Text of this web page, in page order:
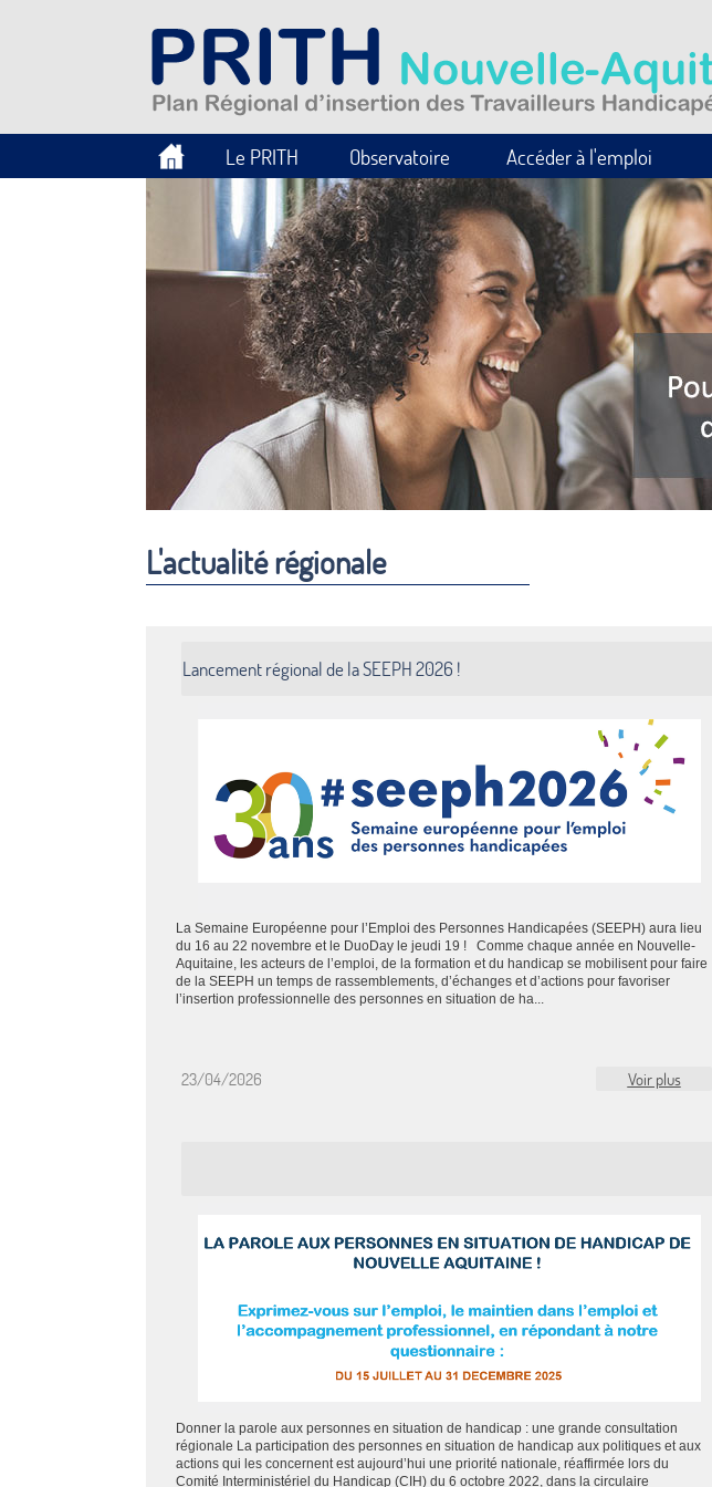
Le PRITH Observatoire Accéder à l'emploi
L'actualité régionale
Lancement régional de la SEEPH 2026 !
La Semaine Européenne pour l’Emploi des Personnes Handicapées (SEEPH) aura lieu
du 16 au 22 novembre et le DuoDay le jeudi 19 ! Comme chaque année en Nouvelle-
Aquitaine, les acteurs de l’emploi, de la formation et du handicap se mobilisent pour faire
de la SEEPH un temps de rassemblements, d’échanges et d’actions pour favoriser
l’insertion professionnelle des personnes en situation de ha...
23/04/2026 Voir plus
Donner la parole aux personnes en situation de handicap : une grande consultation
régionale La participation des personnes en situation de handicap aux politiques et aux
actions qui les concernent est aujourd’hui une priorité nationale, réaffirmée lors du
Comité Interministériel du Handicap (CIH) du 6 octobre 2022, dans la circulaire